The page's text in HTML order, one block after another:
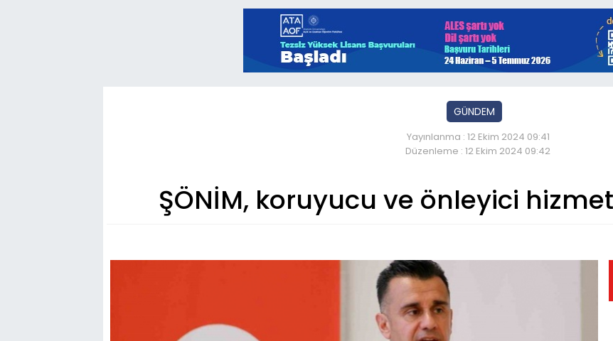
GÜNDEM
Yayınlanma : 12 Ekim 2024 09:41
Düzenleme : 12 Ekim 2024 09:42
ŞÖNİM, koruyucu ve önleyici